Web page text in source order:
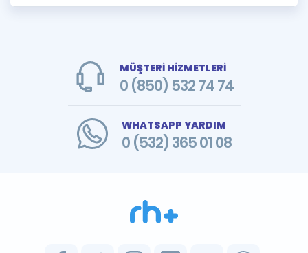
MÜŞTERİ HİZMETLERİ
0 (850) 532 74 74
WHATSAPP YARDIM
0 (532) 365 01 08